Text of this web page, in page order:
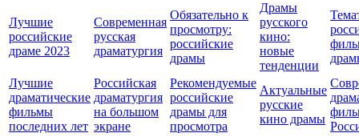
Лучшие
российские
драме 2023
Современная
русская
драматургия
Обязательно к
просмотру:
российские
драмы
Драмы
русского
кино:
новые
тенденции
Лучшие
драматические
фильмы
последних лет
Российская
драматургия
на большом
экране
Рекомендуемые
российские
драмы для
просмотра
Актуальные
русские
кино драмы